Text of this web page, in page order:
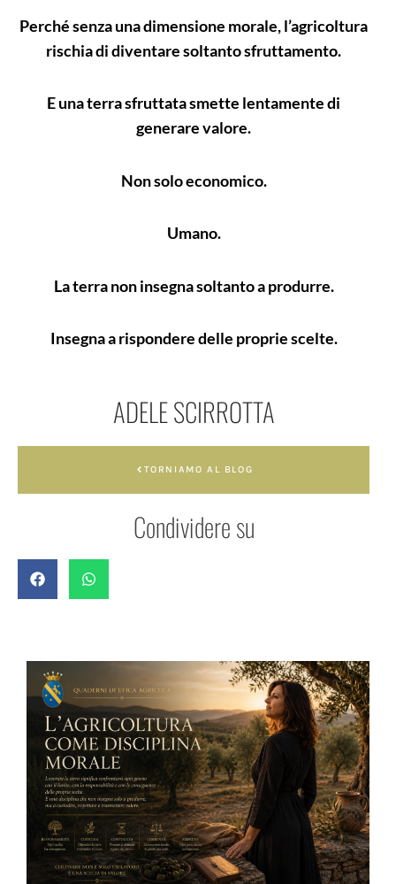
Perché senza una dimensione morale, l’agricoltura
rischia di diventare soltanto sfruttamento.
E una terra sfruttata smette lentamente di
generare valore.
Non solo economico.
Umano.
La terra non insegna soltanto a produrre.
Insegna a rispondere delle proprie scelte.
ADELE SCIRROTTA
TORNIAMO AL BLOG
Condividere su